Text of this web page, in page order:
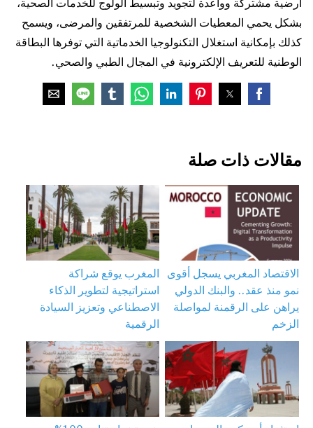
بشكل يحمي المعطيات الشخصية للمرتفقين والمرضى، ويسمح
كذلك بإمكانية استغلال التكنولوجيا الخدماتية التي توفرها البطاقة
الوطنية للتعريف الإلكترونية في المجال الطبي والصحي.
مقالات ذات صلة
الاقتصاد المغربي يسجل أقوى
نمو منذ عقد.. والبنك الدولي
يراهن على الرقمنة لمواصلة
الزخم
المغرب يوقع شراكة
استراتيجية لتطوير الذكاء
الاصطناعي وتعزيز السيادة
الرقمية